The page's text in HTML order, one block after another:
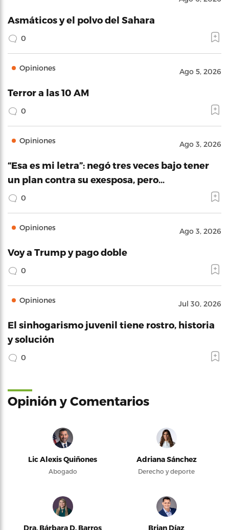
Asmáticos y el polvo del Sahara
0
Opiniones Ago 5, 2026
Terror a las 10 AM
0
Opiniones Ago 3, 2026
“Esa es mi letra”: negó tres veces bajo tener
un plan contra su exesposa, pero…
0
Opiniones Ago 3, 2026
Voy a Trump y pago doble
0
Opiniones Jul 30, 2026
El sinhogarismo juvenil tiene rostro, historia
y solución
0
Opinión y Comentarios
Lic Alexis Quiñones
Abogado
Adriana Sánchez
Derecho y deporte
Dra. Bárbara D. Barros Brian Díaz